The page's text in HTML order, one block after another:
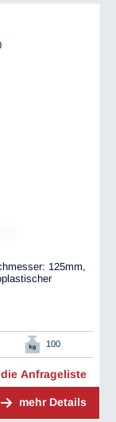
125mm,
100
Anfrageliste
mehr Details